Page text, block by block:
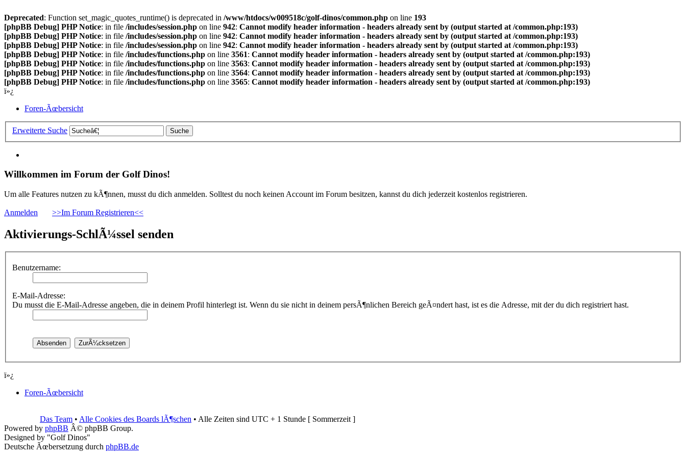
Deprecated: Function set_magic_quotes_runtime() is deprecated in /www/htdocs/w009518c/golf-dinos/common.php on line 193
[phpBB Debug] PHP Notice: in file /includes/session.php on line 942: Cannot modify header information - headers already sent by (output started at /common.php:193)
[phpBB Debug] PHP Notice: in file /includes/session.php on line 942: Cannot modify header information - headers already sent by (output started at /common.php:193)
[phpBB Debug] PHP Notice: in file /includes/session.php on line 942: Cannot modify header information - headers already sent by (output started at /common.php:193)
[phpBB Debug] PHP Notice: in file /includes/functions.php on line 3561: Cannot modify header information - headers already sent by (output started at /common.php:193)
[phpBB Debug] PHP Notice: in file /includes/functions.php on line 3563: Cannot modify header information - headers already sent by (output started at /common.php:193)
[phpBB Debug] PHP Notice: in file /includes/functions.php on line 3564: Cannot modify header information - headers already sent by (output started at /common.php:193)
[phpBB Debug] PHP Notice: in file /includes/functions.php on line 3565: Cannot modify header information - headers already sent by (output started at /common.php:193)
ï»¿
Foren-Ãœbersicht
Erweiterte Suche
Willkommen im Forum der Golf Dinos!
Um alle Features nutzen zu kÃ¶nnen, musst du dich anmelden. Solltest du noch keinen Account im Forum besitzen, kannst du dich jederzeit kostenlos registrieren.
Anmelden >>Im Forum Registrieren<<
Aktivierungs-SchlÃ¼ssel senden
Benutzername:
E-Mail-Adresse:
Du musst die E-Mail-Adresse angeben, die in deinem Profil hinterlegt ist. Wenn du sie nicht in deinem persÃ¶nlichen Bereich geÃ¤ndert hast, ist es die Adresse, mit der du dich registriert hast.
ï»¿
Foren-Ãœbersicht
Das Team • Alle Cookies des Boards lÃ¶schen • Alle Zeiten sind UTC + 1 Stunde [ Sommerzeit ]
Powered by phpBB Â© phpBB Group.
Designed by "Golf Dinos"
Deutsche Ãœbersetzung durch phpBB.de